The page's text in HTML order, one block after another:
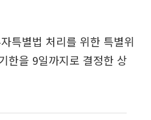
특별법 처리를 위한 특별위
한을 9일까지로 결정한 상